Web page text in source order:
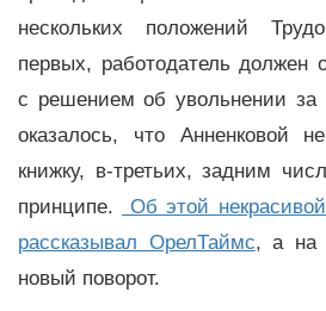
нескольких положений
первых, работодатель должен
с решением об увольнении за
оказалось, что Анненковой
книжку, в-третьих, задним
принципе.
Об этой
рассказывал ОрелТаймс, а на
новый поворот.